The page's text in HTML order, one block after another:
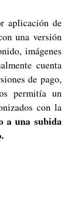
aplicación de
una versión
imágenes
cuenta
de pago,
permitía un
con la
a una subida